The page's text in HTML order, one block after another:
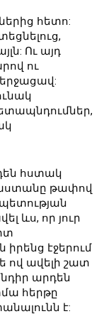
հետո:
Ու այդ
ու
հստակ
թափով
ևս, որ յուր
իրենց էջերում
ով ավելի շատ
արդեն
հերթը
է: